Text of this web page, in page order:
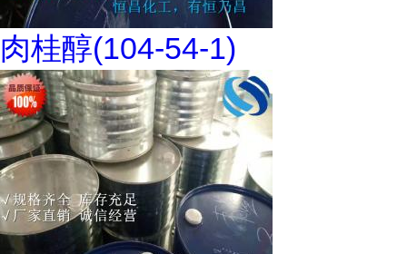
肉桂醇(104-54-1)